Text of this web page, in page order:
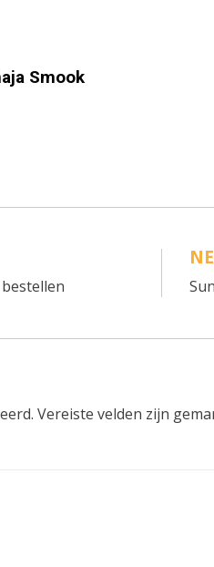
Smook
Vereiste velden zijn